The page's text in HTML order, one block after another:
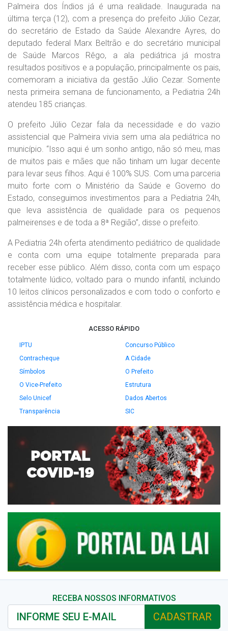
Palmeira dos Índios já é uma realidade. Inaugurada na
última terça (12), com a presença do prefeito Júlio Cezar,
do secretário de Estado da Saúde Alexandre Ayres, do
deputado federal Marx Beltrão e do secretário municipal
de Saúde Marcos Rêgo, a ala pediátrica já mostra
resultados positivos e a população, principalmente os pais,
comemoram a iniciativa da gestão Júlio Cezar. Somente
nesta primeira semana de funcionamento, a Pediatria 24h
atendeu 185 crianças.
O prefeito Júlio Cezar fala da necessidade e do vazio
assistencial que Palmeira vivia sem uma ala pediátrica no
município. “Isso aqui é um sonho antigo, não só meu, mas
de muitos pais e mães que não tinham um lugar decente
para levar seus filhos. Aqui é 100% SUS. Com uma parceria
muito forte com o Ministério da Saúde e Governo do
Estado, conseguimos investimentos para a Pediatria 24h,
que leva assistência de qualidade para os pequenos
palmeirenses e de toda a 8ª Região”, disse o prefeito.
A Pediatria 24h oferta atendimento pediátrico de qualidade
e conta com uma equipe totalmente preparada para
receber esse público. Além disso, conta com um espaço
totalmente lúdico, voltado para o mundo infantil, incluindo
10 leitos clínicos personalizados e com todo o conforto e
assistência médica e hospitalar.
ACESSO RÁPIDO
IPTU
Concurso Público
Contracheque
A Cidade
Símbolos
O Prefeito
O Vice-Prefeito
Estrutura
Selo Unicef
Dados Abertos
Transparência
SIC
RECEBA NOSSOS INFORMATIVOS
CADASTRAR